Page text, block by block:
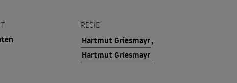
REGIE
Hartmut Griesmayr,
Hartmut Griesmayr